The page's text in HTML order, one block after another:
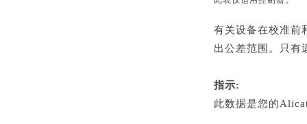
有关设备在校准前
出公差范围。只有
指示:
此数据是您的